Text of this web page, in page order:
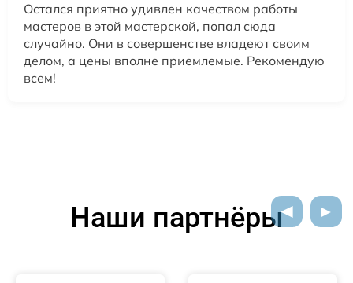
Остался приятно удивлен качеством работы
мастеров в этой мастерской, попал сюда
случайно. Они в совершенстве владеют своим
делом, а цены вполне приемлемые. Рекомендую
всем!
Наши партнёры